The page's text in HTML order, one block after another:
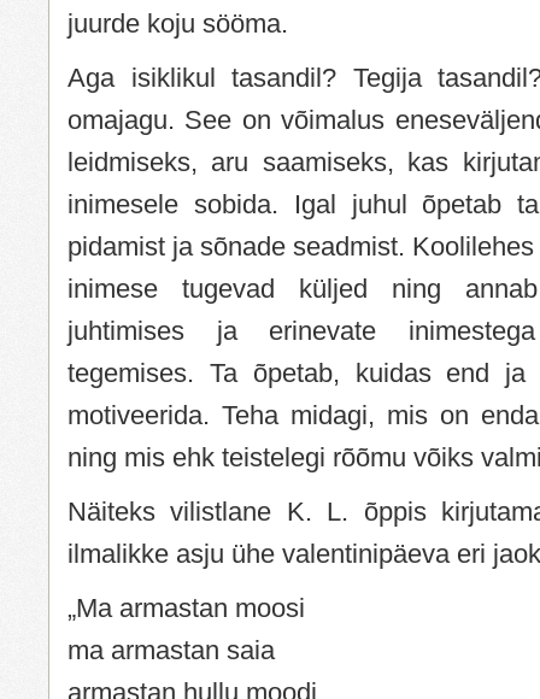
juurde koju sööma.
Aga isiklikul tasandil? Tegija
omajagu. See on võimalus
leidmiseks, aru saamiseks, kas
inimesele sobida. Igal juhul õpetab
pidamist ja sõnade seadmist.
inimese tugevad küljed ning
juhtimises ja erinevate
tegemises. Ta õpetab, kuidas end
motiveerida. Teha midagi, mis on
ning mis ehk teistelegi rõõmu võiks
Näiteks vilistlane K. L. õppis
ilmalikke asju ühe valentinipäeva eri
„Ma armastan moosi
ma armastan saia
armastan hullu moodi